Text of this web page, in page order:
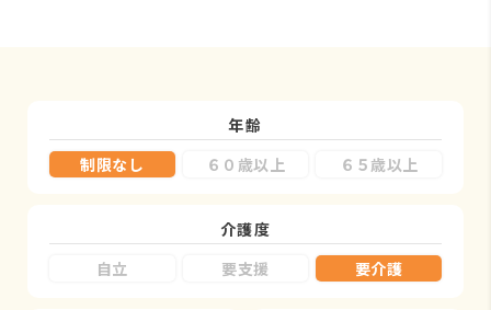
年齢
制限なし
６０歳以上 ６５歳以上
介護度
自立
要支援 要介護